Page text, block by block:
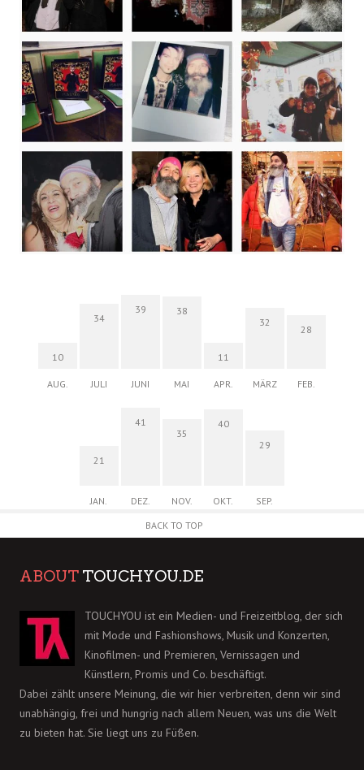
10
AUG.
34
JULI
39
JUNI
38
MAI
11
APR.
32
MÄRZ
28
FEB.
21
JAN.
41
DEZ.
35
NOV.
40
OKT.
29
SEP.
BACK TO TOP
ABOUT TOUCHYOU.DE
TOUCHYOU ist ein Medien- und Freizeitblog, der sich
mit Mode und Fashionshows, Musik und Konzerten,
Kinofilmen- und Premieren, Vernissagen und
Künstlern, Promis und Co. beschäftigt.
Dabei zählt unsere Meinung, die wir hier verbreiten, denn wir sind
unabhängig, frei und hungrig nach allem Neuen, was uns die Welt
zu bieten hat. Sie liegt uns zu Füßen.